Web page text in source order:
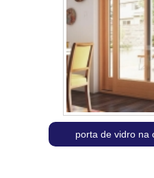
porta de vidro na